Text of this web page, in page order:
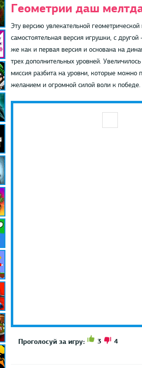
Геометрии даш
Эту версию увлекательной
самостоятельная версия игрушки, с
же как и первая версия и основана на
трех дополнительных уровней.
миссия разбита на уровни, которые можно
желанием и огромной силой воли к победе.
Проголосуй за игру: 3 4